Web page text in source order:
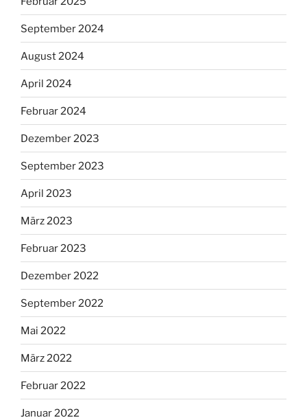
September 2024
August 2024
April 2024
Februar 2024
Dezember 2023
September 2023
April 2023
März 2023
Februar 2023
Dezember 2022
September 2022
Mai 2022
März 2022
Februar 2022
Januar 2022